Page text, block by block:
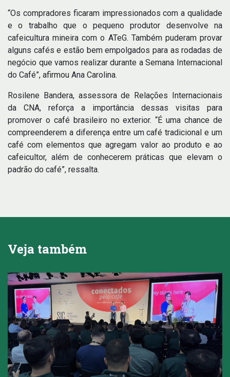
“Os compradores ficaram impressionados com a qualidade
e o trabalho que o pequeno produtor desenvolve na
cafeicultura mineira com o ATeG. Também puderam provar
alguns cafés e estão bem empolgados para as rodadas de
negócio que vamos realizar durante a Semana Internacional
do Café”, afirmou Ana Carolina.
Rosilene Bandera, assessora de Relações Internacionais
da CNA, reforça a importância dessas visitas para
promover o café brasileiro no exterior. “É uma chance de
compreenderem a diferença entre um café tradicional e um
café com elementos que agregam valor ao produto e ao
cafeicultor, além de conhecerem práticas que elevam o
padrão do café”, ressalta.
Veja também